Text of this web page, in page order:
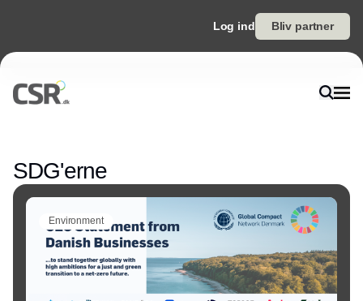
Log ind Bliv partner
SDG'erne
Environment